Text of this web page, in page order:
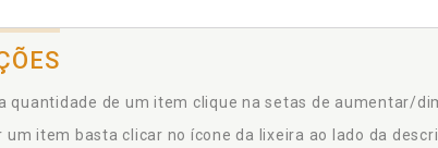
a quantidade de um item clique na setas de aumentar/
um item basta clicar no ícone da lixeira ao lado da